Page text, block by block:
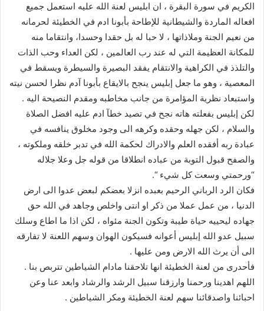
الكريم في سورة البقرة ، ان ابليس لعنة الله عليه استعمل جميع
افعاله الماردة والشيطانية للإطاحة بأبونا ادم في الخطيئة لحرمانه
من نعيم الجنة وملاذاتها ، لا حبا له بل حقدا وحسدا، وانتقاما منه
للمكانة العظيمة التي له عند رب العالمين ، لكن العداء وحب الذات
والتلذذ في الكراهية والانتقام يفقد البصيرة والسيطرة ويسقط في
المعصية ، وهو ما جعل إبليس ينجح بالايقاع بأبونا آدم نظرا لحسن نيته
واستبعاد نظرية المؤامرة من جانب مخاطبه ومقدم النصيحة اليه .
لكن إبليس بفعلته هاته نجح في تصيد خطآ ادم عليه افضل الصلاة
والسلام ، لكن جهله وحقده وكرهه الى وجود مخلوق ينافسه في
عبادة ربه أفقده العلم والادراك لحكمة الله في تدبر خلقه وملكوته ،
والصفح قبول التوبة من عباده انطلاقا من قوله جل وعلا جلاله
“ورحمتي وسعت كل شيء “.
فكان الرد الرباني الرحيم بعبده انزلا بعضكم لبعض عدوا الى ارض
الدنيا ، من عمل عملا من ذكر او انتى واخلص وجاهد في الله حق
جهاده ليحييه حياة طيبة وتكون الجنة مئواه ، لكن اذا ما اطاع وسلك
سبيل عدو الله إبليس أعوانه فسيكون الهوان وسهم اللعنة لا تفارقه
الى أن يرث الله الارض ومن عليها .
فأحدرى من لعنة الخطيئة انها تلاحقنا مادام الشياطين تتربص بنا .
اللهم اهدينا ورحمنا وارزقنا سبيل الرشد والرشاد وابعد عنا وعن
احبائنا واصدقائنا سهم لعنة الخطيئة ومكر الشياطين .